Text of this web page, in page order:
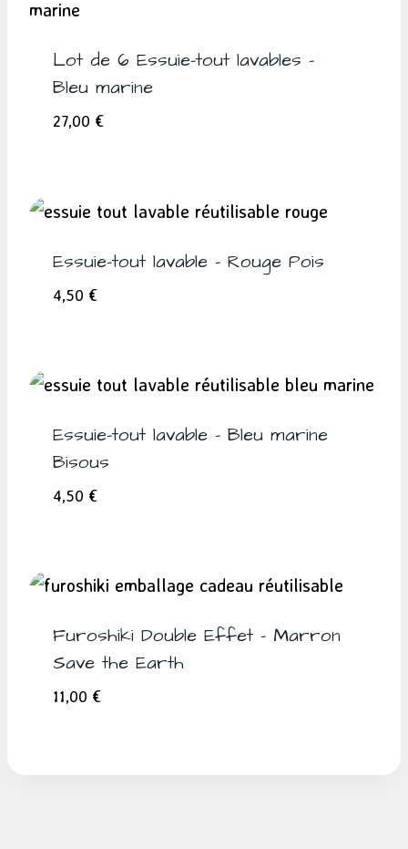
Lot de 6 Essuie-tout lavables –
Bleu marine
27,00 €
Essuie-tout lavable – Rouge Pois
4,50 €
Essuie-tout lavable – Bleu marine
Bisous
4,50 €
Furoshiki Double Effet – Marron
Save the Earth
11,00 €